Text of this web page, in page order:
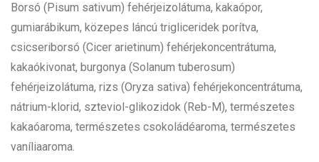
Borsó (Pisum sativum) fehérjeizolátuma, kakaópor,
gumiarábikum, közepes láncú trigliceridek porítva,
csicseriborsó (Cicer arietinum) fehérjekoncentrátuma,
kakaókivonat, burgonya (Solanum tuberosum)
fehérjeizolátuma, rizs (Oryza sativa) fehérjekoncentrátuma,
nátrium-klorid, szteviol-glikozidok (Reb-M), természetes
kakaóaroma, természetes csokoládéaroma, természetes
vaníliaaroma.